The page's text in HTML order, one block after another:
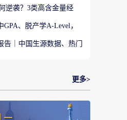
逆袭？3类高含金量经
GPA、脱产学A-Level，
告｜中国生源数据、热门
更多>